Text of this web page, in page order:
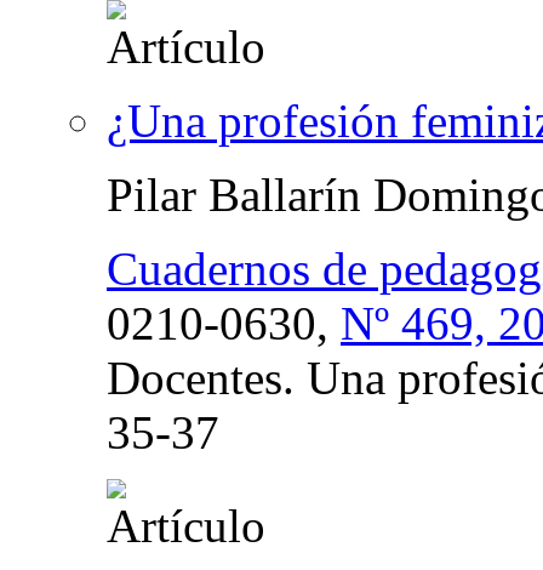
¿Una profesión
Pilar Ballarín
Cuadernos de
0210-0630, Nº 469,
Docentes. Una
35-37